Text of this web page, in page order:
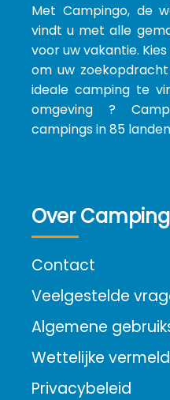
Met Campingo, de
vindt u met alle
voor uw vakantie.
om uw
ideale camping te
omgeving ?
campings in 85
Over
Contact
Veelgestelde
Algemene
Wettelijke
Privacybeleid